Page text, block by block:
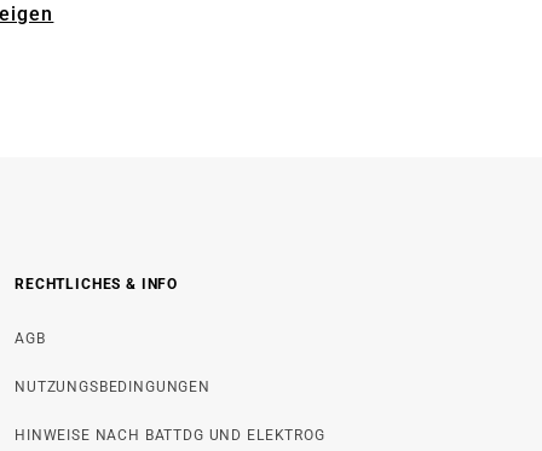
RECHTLICHES & INFO
AGB
NUTZUNGSBEDINGUNGEN
HINWEISE NACH BATTDG UND ELEKTROG